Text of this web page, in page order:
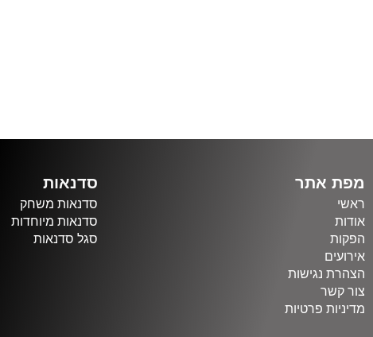
מפת אתר
ראשי
אודות
הפקות
אירועים
הצהרת נגישות
צור קשר
מדיניות פרטיות
סדנאות
סדנאות משחק
סדנאות מיוחדות
סגל סדנאות